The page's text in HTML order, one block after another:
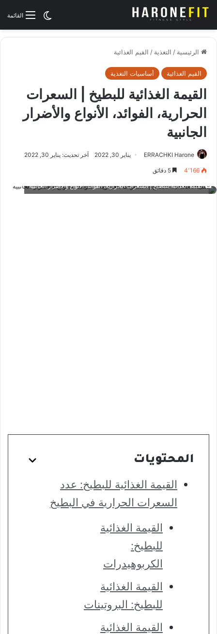
القائمةالوضع
الرئيسية / التغذية / القيم الغذائية
القيم الغذائية أساسيات التغذية
القيمة الغذائية للبطيخ | السعرات
الحرارية، الفوائد، الأنواع والأضرار
الجانبية
ERRACHKI Harone يناير 30, 2022 آخر تحديث: يناير 30, 2022
4٬166
القيمة الغذائية للبطيخ | السعرات الحرارية، الفوائد، الأنواع والأضرار الجانبية
المحتويات
القيمة الغذائية للبطيخ: عدد
السعرات الحرارية في البطيخ
القيمة الغذائية
للبطيخ:
الكربوهيدرات
القيمة الغذائية
للبطيخ: البروتينات
القيمة الغذائية